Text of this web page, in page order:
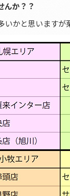
んか？？
いかと思いますが